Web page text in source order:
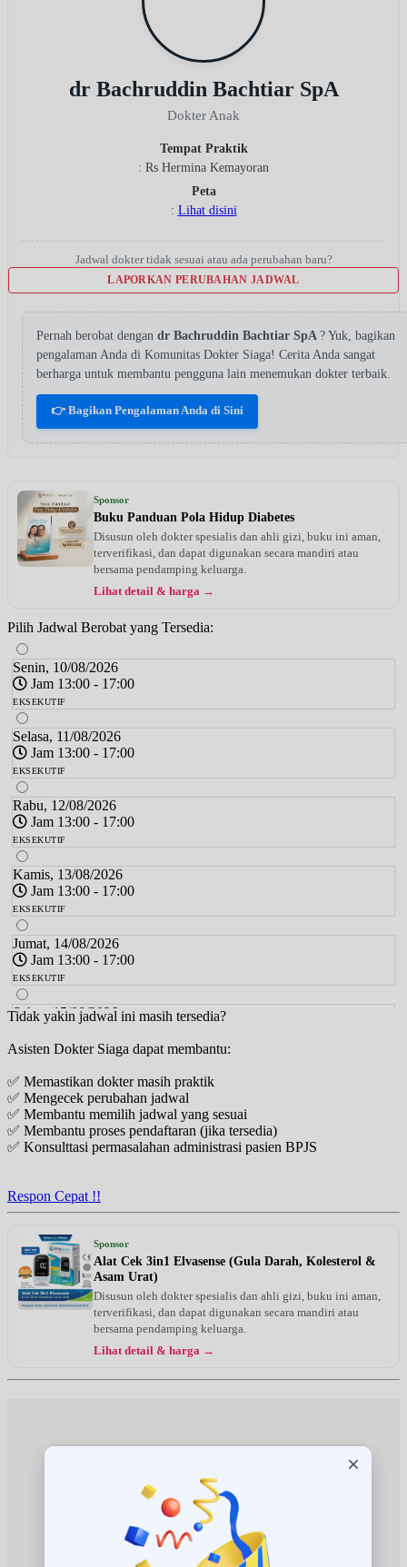
dr Bachruddin Bachtiar SpA
Dokter Anak
Tempat Praktik
: Rs Hermina Kemayoran
Peta
: Lihat disini
Jadwal dokter tidak sesuai atau ada perubahan baru?
LAPORKAN PERUBAHAN JADWAL
Pernah berobat dengan dr Bachruddin Bachtiar SpA ? Yuk, bagikan
pengalaman Anda di Komunitas Dokter Siaga! Cerita Anda sangat
berharga untuk membantu pengguna lain menemukan dokter terbaik.
👉 Bagikan Pengalaman Anda di Sini
Sponsor
Buku Panduan Pola Hidup Diabetes
Disusun oleh dokter spesialis dan ahli gizi, buku ini aman,
terverifikasi, dan dapat digunakan secara mandiri atau
bersama pendamping keluarga.
Lihat detail & harga →
Pilih Jadwal Berobat yang Tersedia:
Senin, 10/08/2026
Jam 13:00 - 17:00
EKSEKUTIF
Selasa, 11/08/2026
Jam 13:00 - 17:00
EKSEKUTIF
Rabu, 12/08/2026
Jam 13:00 - 17:00
EKSEKUTIF
Kamis, 13/08/2026
Jam 13:00 - 17:00
EKSEKUTIF
Jumat, 14/08/2026
Jam 13:00 - 17:00
EKSEKUTIF
Sabtu, 15/08/2026
Jam 13:00 - 17:00
EKSEKUTIF
Senin, 17/08/2026
Jam 13:00 - 17:00
EKSEKUTIF
Selasa, 18/08/2026
Jam 13:00 - 17:00
EKSEKUTIF
Kamis, 20/08/2026
Jam 13:00 - 17:00
Jumat, 21/08/2026
Jam 13:00 - 17:00
Tidak yakin jadwal ini masih tersedia?
Asisten Dokter Siaga dapat membantu:
✅ Memastikan dokter masih praktik
✅ Mengecek perubahan jadwal
✅ Membantu memilih jadwal yang sesuai
✅ Membantu proses pendaftaran (jika tersedia)
✅ Konsulttasi permasalahan administrasi pasien BPJS
Respon Cepat !!
Sponsor
Alat Cek 3in1 Elvasense (Gula Darah, Kolesterol &
Asam Urat)
Disusun oleh dokter spesialis dan ahli gizi, buku ini aman,
terverifikasi, dan dapat digunakan secara mandiri atau
bersama pendamping keluarga.
Lihat detail & harga →